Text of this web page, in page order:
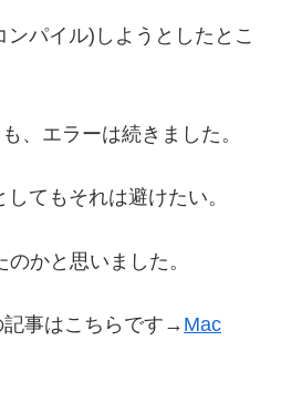
パイル)しようとしたとこ
、エラーは続きました。
してもそれは避けたい。
かと思いました。
記事はこちらです→Mac